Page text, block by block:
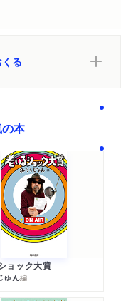
くる
の本
ョック大賞
ゅん編